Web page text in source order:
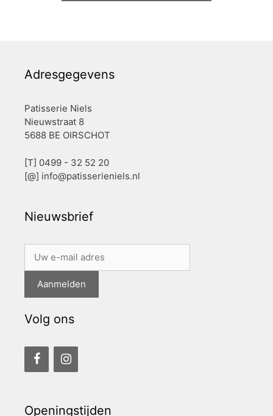
Adresgegevens
Patisserie Niels
Nieuwstraat 8
5688 BE OIRSCHOT
[T] 0499 - 32 52 20
[@] info@patisserieniels.nl
Nieuwsbrief
Volg ons
Openingstijden